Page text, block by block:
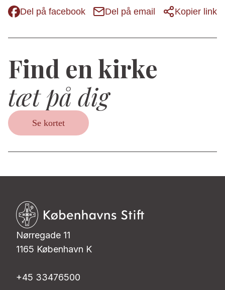
Del på facebook Del på email Kopier link
Find en kirke
tæt på dig
Se kortet
Nørregade 11
1165 København K
+45 33476500